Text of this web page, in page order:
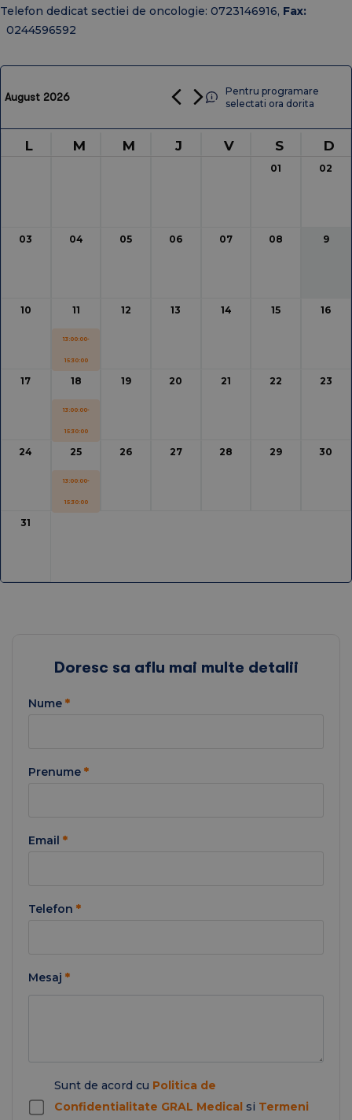
Telefon dedicat sectiei de oncologie: 0723146916, Fax:
0244596592
2026 2025
August 2026
Pentru programare
selectati ora dorita
L M M J V S D
01 02
03 04 05 06 07 08 9
10 11
13:00:00-
15:30:00
12 13 14 15 16
17 18
13:00:00-
15:30:00
19 20 21 22 23
24 25
13:00:00-
15:30:00
26 27 28 29 30
31
Doresc sa aflu mai multe detalii
Nume *
Prenume *
Email *
Telefon *
Mesaj *
Sunt de acord cu Politica de
Confidentialitate GRAL Medical si Termeni